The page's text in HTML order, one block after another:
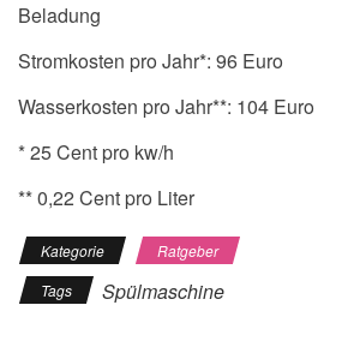
Beladung
Stromkosten pro Jahr*: 96 Euro
Wasserkosten pro Jahr**: 104 Euro
* 25 Cent pro kw/h
** 0,22 Cent pro Liter
Kategorie
Ratgeber
Tags
Spülmaschine